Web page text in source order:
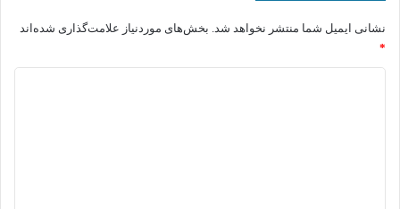
نشانی ایمیل شما منتشر نخواهد شد. بخش‌های موردنیاز علامت‌گذاری شده‌اند
*